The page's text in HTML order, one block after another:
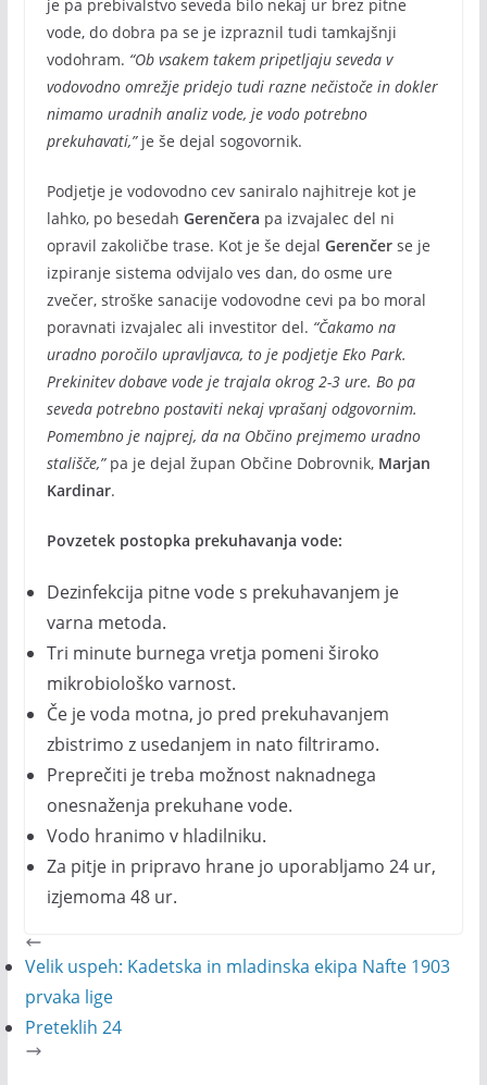
je pa prebivalstvo seveda bilo nekaj ur brez pitne
vode, do dobra pa se je izpraznil tudi tamkajšnji
vodohram. “Ob vsakem takem pripetljaju seveda v
vodovodno omrežje pridejo tudi razne nečistoče in dokler
nimamo uradnih analiz vode, je vodo potrebno
prekuhavati,”je še dejal sogovornik.
Podjetje je vodovodno cev saniralo najhitreje kot je
lahko, po besedah Gerenčera pa izvajalec del ni
opravil zakoličbe trase. Kot je še dejal Gerenčerse je
izpiranje sistema odvijalo ves dan, do osme ure
zvečer, stroške sanacije vodovodne cevi pa bo moral
poravnati izvajalec ali investitor del. “Čakamo na
uradno poročilo upravljavca, to je podjetje Eko Park.
Prekinitev dobave vode je trajala okrog 2-3 ure. Bo pa
seveda potrebno postaviti nekaj vprašanj odgovornim.
Pomembno je najprej, da na Občino prejmemo uradno
stališče,”pa je dejal župan Občine Dobrovnik, Marjan
Kardinar.
Povzetek postopka prekuhavanja vode:
Dezinfekcija pitne vode s prekuhavanjem je
varna metoda.
Tri minute burnega vretja pomeni široko
mikrobiološko varnost.
Če je voda motna, jo pred prekuhavanjem
zbistrimo z usedanjem in nato filtriramo.
Preprečiti je treba možnost naknadnega
onesnaženja prekuhane vode.
Vodo hranimo v hladilniku.
Za pitje in pripravo hrane jo uporabljamo 24 ur,
izjemoma 48 ur.
Velik uspeh: Kadetska in mladinska ekipa Nafte 1903
prvaka lige
Preteklih 24